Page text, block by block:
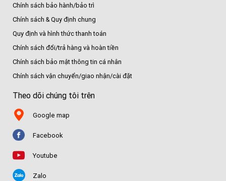
Chính sách bảo hành/bảo trì
Chính sách & Quy định chung
Quy định và hình thức thanh toán
Chính sách đổi/trả hàng và hoàn tiền
Chính sách bảo mật thông tin cá nhân
Chính sách vận chuyển/giao nhận/cài đặt
Theo dõi chúng tôi trên
Google map
Facebook
Youtube
Zalo